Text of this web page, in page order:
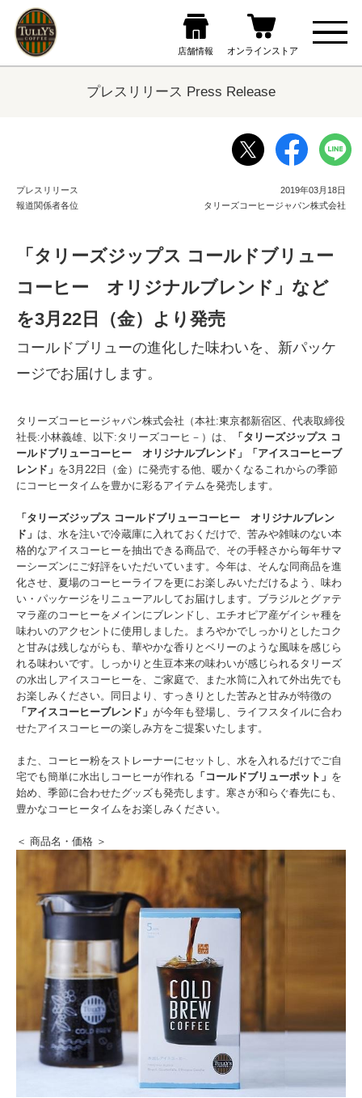
プレスリリース Press Release
プレスリリース
報道関係者各位
2019年03月18日
タリーズコーヒージャパン株式会社
「タリーズジップス コールドブリュー
コーヒー オリジナルブレンド」など
を3月22日（金）より発売
コールドブリューの進化した味わいを、新パッケ
ージでお届けします。
タリーズコーヒージャパン株式会社（本社:東京都新宿区、代表取締役
社長:小林義雄、以下:タリーズコーヒ－）は、
「タリーズジップス コ
ールドブリューコーヒー オリジナルブレンド」「アイスコーヒーブ
レンド」 を3月22日（金）に発売する他、暖かくなるこれからの季節
にコーヒータイムを豊かに彩るアイテムを発売します。
「タリーズジップス コールドブリューコーヒー オリジナルブレン
ド」 は、水を注いで冷蔵庫に入れておくだけで、苦みや雑味のない本
格的なアイスコーヒーを抽出できる商品で、その手軽さから毎年サマ
ーシーズンにご好評をいただいています。今年は、そんな同商品を進
化させ、夏場のコーヒーライフを更にお楽しみいただけるよう、味わ
い・パッケージをリニューアルしてお届けします。ブラジルとグァテ
マラ産のコーヒーをメインにブレンドし、エチオピア産ゲイシャ種を
味わいのアクセントに使用しました。まろやかでしっかりとしたコク
と甘みは残しながらも、華やかな香りとベリーのような風味を感じら
れる味わいです。しっかりと生豆本来の味わいが感じられるタリーズ
の水出しアイスコーヒーを、ご家庭で、また水筒に入れて外出先でも
お楽しみください。同日より、すっきりとした苦みと甘みが特徴の
「アイスコーヒーブレンド」 が今年も登場し、ライフスタイルに合わ
せたアイスコーヒーの楽しみ方をご提案いたします。
また、コーヒー粉をストレーナーにセットし、水を入れるだけでご自
宅でも簡単に水出しコーヒーが作れる 「コールドブリューポット」 を
始め、季節に合わせたグッズも発売します。寒さが和らぐ春先にも、
豊かなコーヒータイムをお楽しみください。
＜ 商品名・価格 ＞